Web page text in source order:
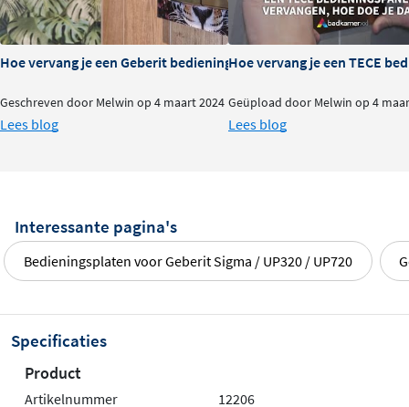
Hoe vervang je een Geberit bedieningspaneel?
Geschreven door Melwin op 4 maart 2024
Lees blog
Hoe vervang je een TECE
Geüpload door Melwin op 4
Lees blog
Interessante pagina's
Bedieningsplaten voor Geberit Sigma / UP320 / UP720
Specificaties
Product
Artikelnummer
12206